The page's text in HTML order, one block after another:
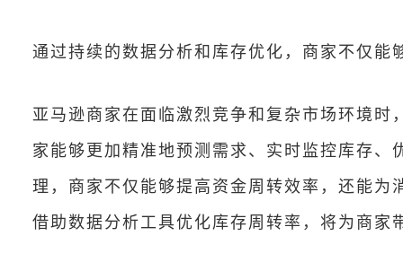
通过持续的数据分析和库存优化，商家不仅
亚马逊商家在面临激烈竞争和复杂市场环境
家能够更加精准地预测需求、实时监控库存
理，商家不仅能够提高资金周转效率，还能
借助数据分析工具优化库存周转率，将为商家